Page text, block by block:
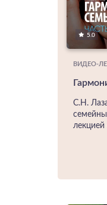
5.0
ВИДЕО-
С.Н.
лекцией